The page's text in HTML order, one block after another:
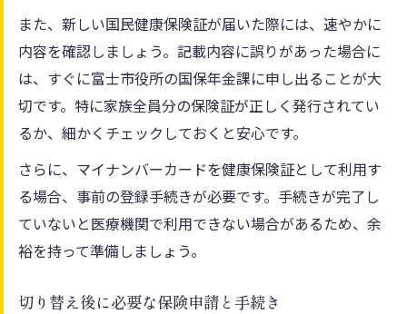
また、新しい国民健康保険証が届いた際には、速やかに
内容を確認しましょう。記載内容に誤りがあった場合に
は、すぐに富士市役所の国保年金課に申し出ることが大
切です。特に家族全員分の保険証が正しく発行されてい
るか、細かくチェックしておくと安心です。
さらに、マイナンバーカードを健康保険証として利用す
る場合、事前の登録手続きが必要です。手続きが完了し
ていないと医療機関で利用できない場合があるため、余
裕を持って準備しましょう。
切り替え後に必要な保険申請と手続き